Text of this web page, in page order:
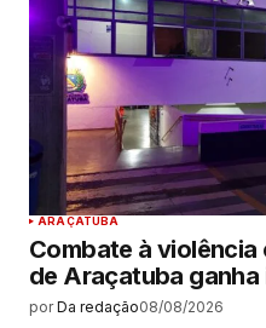
ARAÇATUBA
Combate à
de Araçatuba
por Da redação08/08/2026